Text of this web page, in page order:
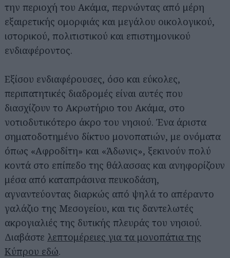
την περιοχή του Ακάμα, περνώντας από μέρη
εξαιρετικής ομορφιάς και μεγάλου οικολογικού,
ιστορικού, πολιτιστικού και επιστημονικού
ενδιαφέροντος.
Εξίσου ενδιαφέρουσες, όσο και εύκολες,
περιπατητικές διαδρομές είναι αυτές που
διασχίζουν το Ακρωτήριο του Ακάμα, στο
νοτιοδυτικότερο άκρο του νησιού. Ένα άριστα
σηματοδοτημένο δίκτυο μονοπατιών, με ονόματα
όπως «Αφροδίτη» και «Άδωνις», ξεκινούν πολύ
κοντά στο επίπεδο της θάλασσας και ανηφορίζουν
μέσα από καταπράσινα πευκοδάση,
αγναντεύοντας διαρκώς από ψηλά το απέραντο
γαλάζιο της Μεσογείου, και τις δαντελωτές
ακρογιαλιές της δυτικής πλευράς του νησιού.
Διαβάστε λεπτομέρειες για τα μονοπάτια της
Κύπρου εδώ.
Αναζήτηση
για...